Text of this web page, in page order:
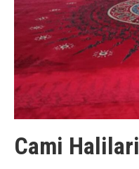
Cami Halilari